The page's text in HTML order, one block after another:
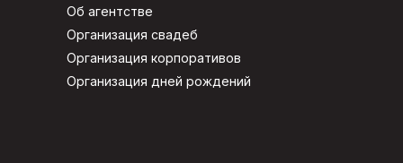
Об агентстве
Организация свадеб
Организация корпоративов
Организация дней рождений